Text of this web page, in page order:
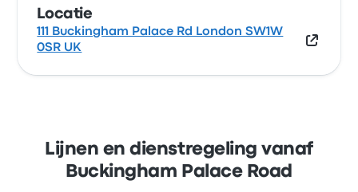
Locatie
111 Buckingham Palace Rd London SW1W
0SR UK
Lijnen en dienstregeling vanaf
Buckingham Palace Road